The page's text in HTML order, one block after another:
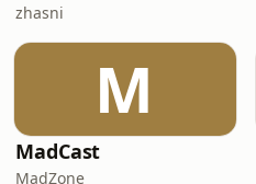
zhasni
M
MadCast
MadZone